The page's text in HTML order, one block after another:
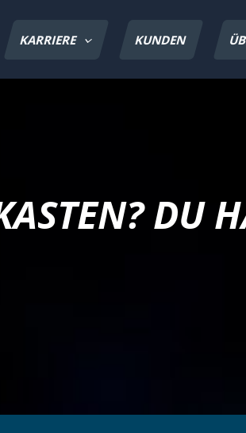
KARRIERE KUNDEN
DU